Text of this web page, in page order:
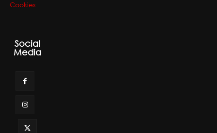
Cookies
Social
Media